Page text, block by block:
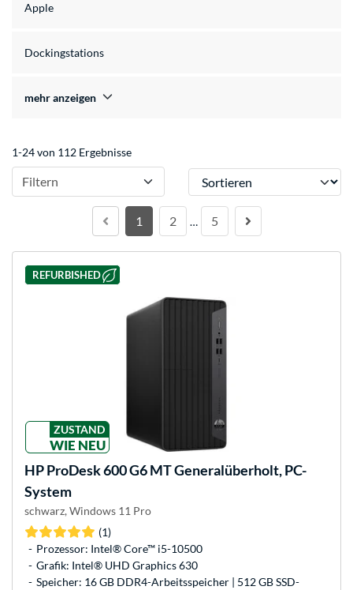
Apple
Dockingstations
mehr anzeigen
1-24 von 112 Ergebnisse
Filtern Sortieren
1 2 … 5
REFURBISHED
ZUSTAND
WIE NEU
HPProDesk 600 G6 MT Generalüberholt, PC-
System
schwarz, Windows 11 Pro
(1)
Prozessor: Intel® Core™ i5-10500
Grafik: Intel® UHD Graphics 630
Speicher: 16 GB DDR4-Arbeitsspeicher | 512 GB SSD-